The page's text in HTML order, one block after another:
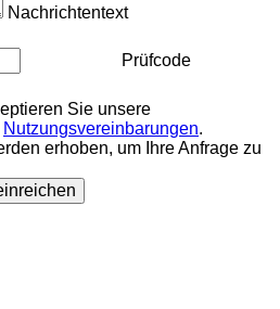
Nachrichtentext
Prüfcode
Sie unsere
Nutzungsvereinbarungen.
erhoben, um Ihre Anfrage zu